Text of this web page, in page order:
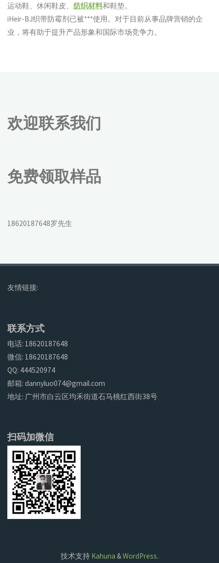
运动鞋、休闲鞋皮、纺织材料和鞋垫。
iHeir-BJ织带防霉剂已被***使用。对于目前从事品牌营销的企
业，将有助于提升产品形象和国际市场竞争力。
欢迎联系我们
免费领取样品
18620187648罗先生
友情链接:
联系方式
电话: 18620187648
微信: 18620187648
QQ: 444520974
邮箱: dannyluo074@gmail.com
地址: 广州市白云区均禾街道石马桃红西街38号
扫码加微信
技术支持 Kahuna &WordPress.